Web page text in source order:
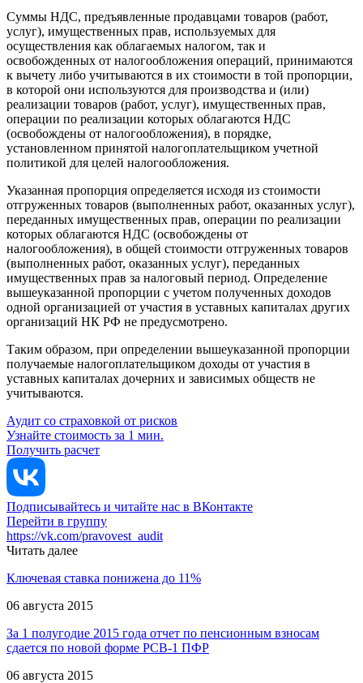
Суммы НДС, предъявленные продавцами товаров (работ,
услуг), имущественных прав, используемых для
осуществления как облагаемых налогом, так и
освобожденных от налогообложения операций, принимаются
к вычету либо учитываются в их стоимости в той пропорции,
в которой они используются для производства и (или)
реализации товаров (работ, услуг), имущественных прав,
операции по реализации которых облагаются НДС
(освобождены от налогообложения), в порядке,
установленном принятой налогоплательщиком учетной
политикой для целей налогообложения.
Указанная пропорция определяется исходя из стоимости
отгруженных товаров (выполненных работ, оказанных услуг),
переданных имущественных прав, операции по реализации
которых облагаются НДС (освобождены от
налогообложения), в общей стоимости отгруженных товаров
(выполненных работ, оказанных услуг), переданных
имущественных прав за налоговый период. Определение
вышеуказанной пропорции с учетом полученных доходов
одной организацией от участия в уставных капиталах других
организаций НК РФ не предусмотрено.
Таким образом, при определении вышеуказанной пропорции
получаемые налогоплательщиком доходы от участия в
уставных капиталах дочерних и зависимых обществ не
учитываются.
Аудит со страховкой от рисков
Узнайте стоимость за 1 мин.
Получить расчет
Подписывайтесь и читайте нас в ВКонтакте
Перейти в группу
https://vk.com/pravovest_audit
Читать далее
Ключевая ставка понижена до 11%
06 августа 2015
За 1 полугодие 2015 года отчет по пенсионным взносам
сдается по новой форме РСВ-1 ПФР
06 августа 2015